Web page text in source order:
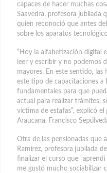
capaces de hacer muchas
Saavedra, profesora jubilada
quien reconoció que antes
sobre los aparatos
“Hoy la alfabetización digital
leer y escribir y no podemos
mayores. En este sentido, las
este tipo de capacitaciones a
fundamentales para que
actual para realizar trámites,
víctima de estafas”, explicó el
Araucana, Francisco
Otra de las pensionadas que
Ramírez, profesora jubilada
finalizar el curso que
me gustó mucho sociabilizar